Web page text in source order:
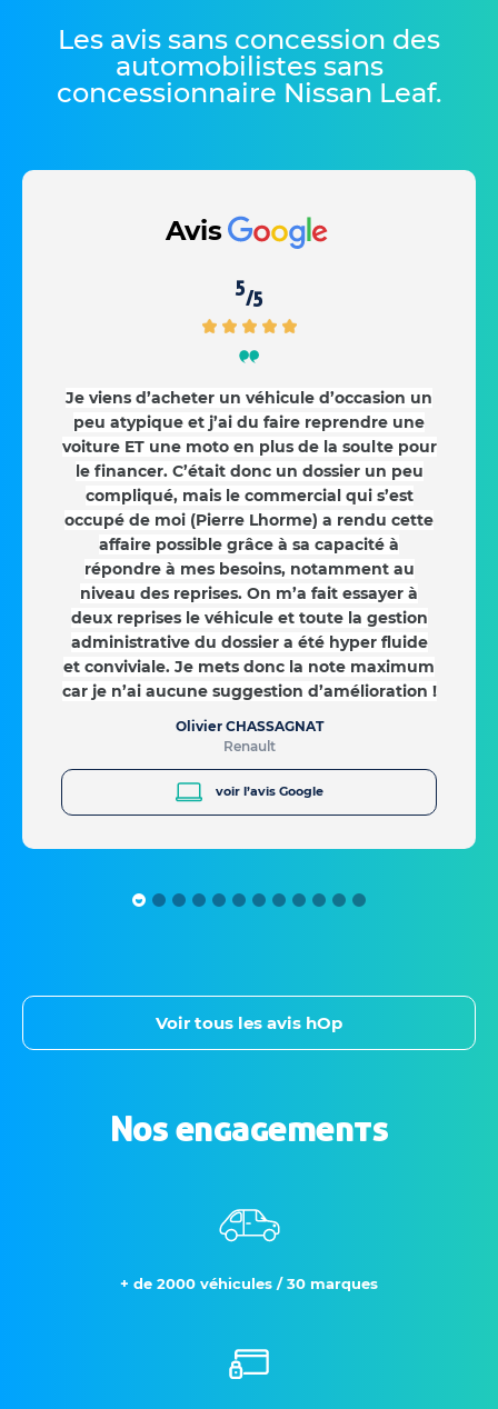
Les avis sans concession des
automobilistes sans
concessionnaire Nissan Leaf.
Avis
5/5
Je viens d’acheter un véhicule d’occasion un
peu atypique et j’ai du faire reprendre une
voiture ET une moto en plus de la soulte pour
le financer. C’était donc un dossier un peu
compliqué, mais le commercial qui s’est
occupé de moi (Pierre Lhorme) a rendu cette
affaire possible grâce à sa capacité à
répondre à mes besoins, notamment au
niveau des reprises. On m’a fait essayer à
deux reprises le véhicule et toute la gestion
administrative du dossier a été hyper fluide
et conviviale. Je mets donc la note maximum
car je n’ai aucune suggestion d’amélioration !
Olivier CHASSAGNAT
Renault
voir l’avis Google
Voir tous les avis hOp
Nos engagements
+ de 2000 véhicules / 30 marques